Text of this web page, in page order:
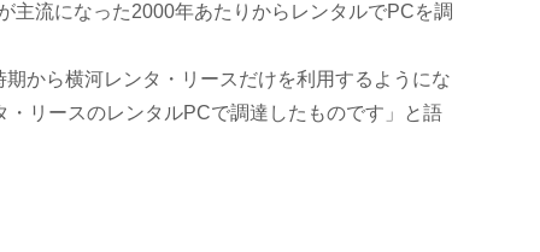
主流になった2000年あたりからレンタルでPCを調
から横河レンタ・リースだけを利用するようにな
リースのレンタルPCで調達したものです」と語